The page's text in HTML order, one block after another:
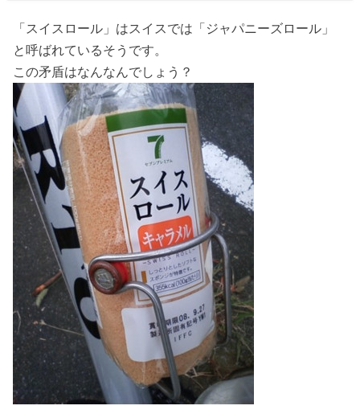
「スイスロール」はスイスでは「ジャパニーズロール」
と呼ばれているそうです。
この矛盾はなんなんでしょう？